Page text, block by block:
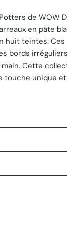
en mode modal
de WOW
en pâte
huit teintes.
bords
Cette
touche unique